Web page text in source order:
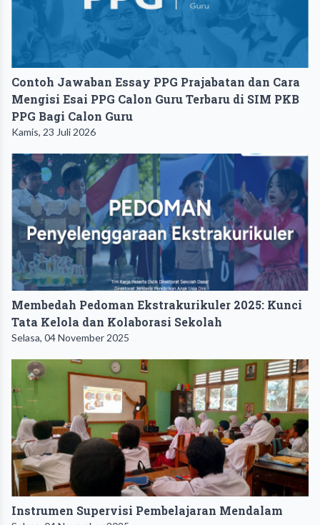
Contoh Jawaban Essay PPG Prajabatan dan Cara
Mengisi Esai PPG Calon Guru Terbaru di SIM PKB
PPG Bagi Calon Guru
Kamis, 23 Juli 2026
Membedah Pedoman Ekstrakurikuler 2025: Kunci
Tata Kelola dan Kolaborasi Sekolah
Selasa, 04 November 2025
Instrumen Supervisi Pembelajaran Mendalam